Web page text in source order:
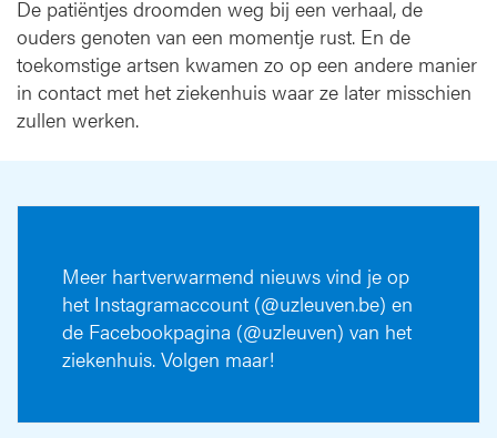
De patiëntjes droomden weg bij een verhaal, de
ouders genoten van een momentje rust. En de
toekomstige artsen kwamen zo op een andere manier
in contact met het ziekenhuis waar ze later misschien
zullen werken.
Meer hartverwarmend nieuws vind je op
het Instagramaccount (@uzleuven.be) en
de Facebookpagina (@uzleuven) van het
ziekenhuis. Volgen maar!